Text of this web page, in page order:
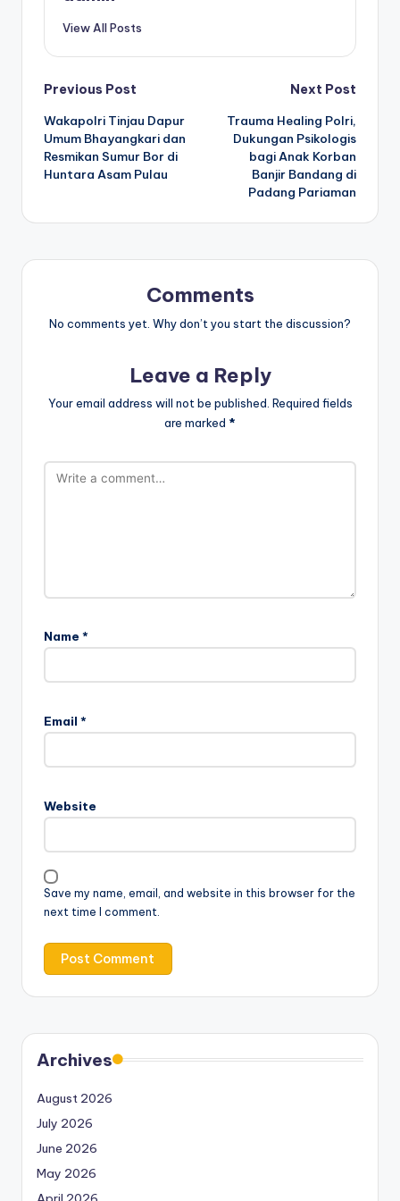
View All Posts
Post
navigation
Previous Post
Wakapolri Tinjau Dapur
Umum Bhayangkari dan
Resmikan Sumur Bor di
Huntara Asam Pulau
Next Post
Trauma Healing Polri,
Dukungan Psikologis
bagi Anak Korban
Banjir Bandang di
Padang Pariaman
Comments
No comments yet. Why don’t you start the discussion?
Leave a Reply
Your email address will not be published. Required fields
are marked *
Name *
Email *
Website
Save my name, email, and website in this browser for the
next time I comment.
Archives
August 2026
July 2026
June 2026
May 2026